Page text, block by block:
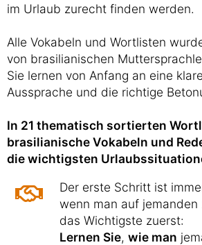
im Urlaub zurecht finden werden.
Alle Vokabeln und Wortlisten
von brasilianischen
Sie lernen von Anfang an eine
Aussprache und die richtige
In 21 thematisch sortierten
brasilianische Vokabeln und
die wichtigsten
Der erste Schritt ist
wenn man auf jemanden
das Wichtigste zuerst:
Lernen Sie, wie man